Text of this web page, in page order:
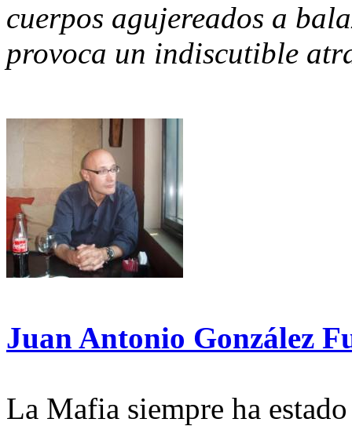
cuerpos agujereados a
provoca un indiscutible
Juan Antonio González
La Mafia siempre ha